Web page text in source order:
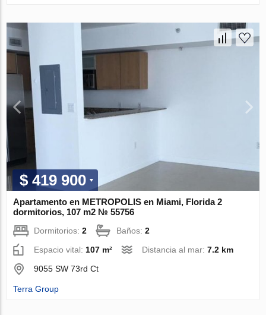
$ 419 900
Apartamento en METROPOLIS en Miami, Florida 2
dormitorios, 107 m2 № 55756
Dormitorios:2 Baños:2
Espacio vital:107 m² Distancia al mar:7.2 km
9055 SW 73rd Ct
Terra Group